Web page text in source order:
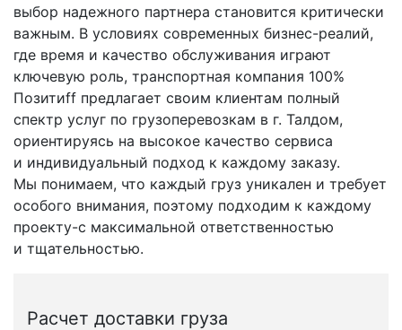
выбор надежного партнера становится критически
важным. В условиях современных бизнес-реалий,
где время и качество обслуживания играют
ключевую роль, транспортная компания 100%
Позитиff предлагает своим клиентам полный
спектр услуг по грузоперевозкам в г. Талдом,
ориентируясь на высокое качество сервиса
и индивидуальный подход к каждому заказу.
Мы понимаем, что каждый груз уникален и требует
особого внимания, поэтому подходим к каждому
проекту-с максимальной ответственностью
и тщательностью.
Расчет доставки груза